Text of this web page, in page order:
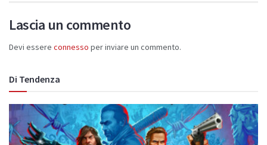
Lascia un commento
Devi essere connesso per inviare un commento.
Di Tendenza